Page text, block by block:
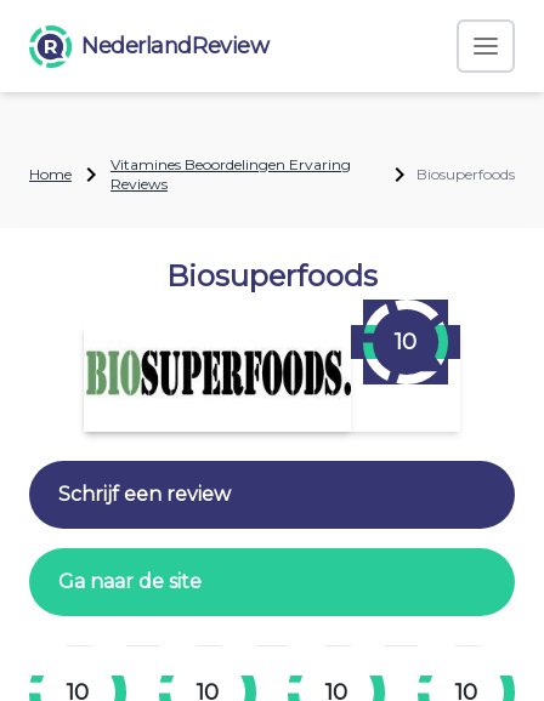
NederlandReview
Home
Vitamines Beoordelingen Ervaring
Reviews
Biosuperfoods
Biosuperfoods
10
Schrijf een review
Ga naar de site
10 10 10 10